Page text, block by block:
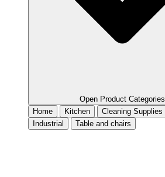
Open Product Categories
Home
Kitchen Cleaning Supplies
Industrial
Table and chairs